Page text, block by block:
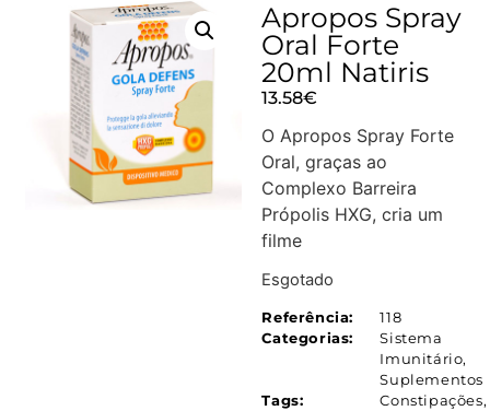
Apropos Spray
Oral Forte
20ml Natiris
13.58€
O Apropos Spray Forte
Oral, graças ao
Complexo Barreira
Própolis HXG, cria um
filme
Esgotado
Referência:
118
Categorias:
Sistema
Imunitário,
Suplementos
Tags:
Constipações,